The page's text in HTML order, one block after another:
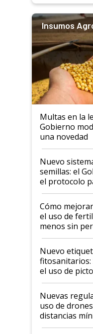
Insumos
Multas en la
Gobierno
una novedad
Nuevo
semillas: el
el protocolo
propiedad
Cómo
el uso de
menos sin
fina
Nuevo
fitosanitarios:
el uso de
palabras de
indicaciones
Nuevas
uso de
distancias